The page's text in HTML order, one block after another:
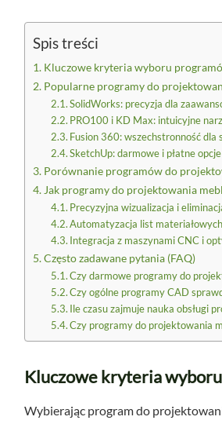
Spis treści
Kluczowe kryteria wyboru
Popularne programy do
SolidWorks: precyzja dla
PRO100 i KD Max: intuicyjne
Fusion 360: wszechstronność
SketchUp: darmowe i płatne
Porównanie programów do
Jak programy do projektowania
Precyzyjna wizualizacja i
Automatyzacja list
Integracja z maszynami CNC i
Często zadawane pytania (FAQ)
Czy darmowe programy do
Czy ogólne programy CAD
Ile czasu zajmuje nauka obsługi
Czy programy do projektowania
Kluczowe kryteria
Wybierając program do